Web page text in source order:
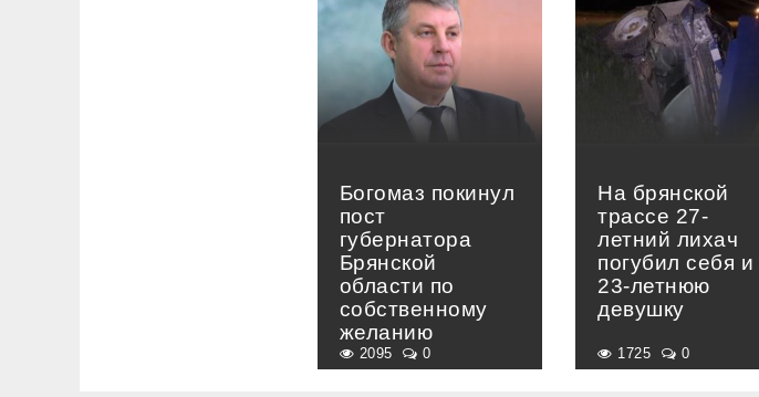
Богомаз покинул
пост
губернатора
Брянской
области по
собственному
желанию
2095 0
На брянской
трассе 27-
летний лихач
погубил себя и
23-летнюю
девушку
1725 0